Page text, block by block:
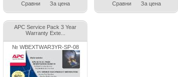
Сравни За цена Сравни За цена
APC Service Pack 3 Year
Warranty Exte...
№ WBEXTWAR3YR-SP-08